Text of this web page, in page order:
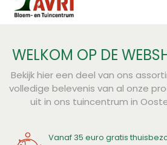
WELKOM OP DE
Bekijk hier een deel van ons
volledige belevenis van al onze
uit in ons tuincentrum in
Vanaf 35 euro gratis